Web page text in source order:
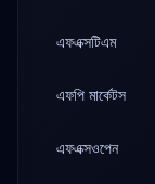
এফএক্সটিএম
এফপি মার্কেটস
এফএক্সওপেন